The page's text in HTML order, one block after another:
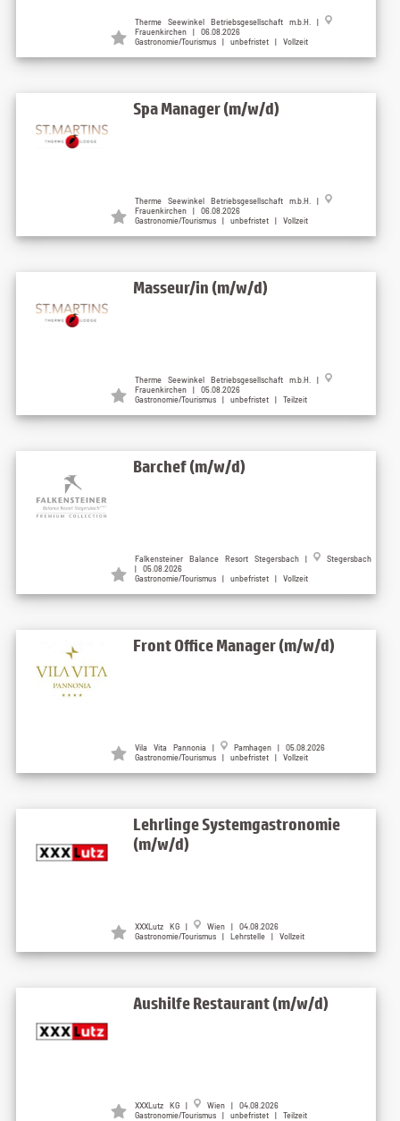
Therme Seewinkel Betriebsgesellschaft m.b.H. |
Frauenkirchen | 06.08.2026
Gastronomie/Tourismus | unbefristet | Vollzeit
Spa Manager (m/w/d)
Therme Seewinkel Betriebsgesellschaft m.b.H. |
Frauenkirchen | 06.08.2026
Gastronomie/Tourismus | unbefristet | Vollzeit
Masseur/in (m/w/d)
Therme Seewinkel Betriebsgesellschaft m.b.H. |
Frauenkirchen | 05.08.2026
Gastronomie/Tourismus | unbefristet | Teilzeit
Barchef (m/w/d)
Falkensteiner Balance Resort Stegersbach |
Stegersbach
| 05.08.2026
Gastronomie/Tourismus | unbefristet | Vollzeit
Front Office Manager (m/w/d)
Vila Vita Pannonia |
Pamhagen | 05.08.2026
Gastronomie/Tourismus | unbefristet | Vollzeit
Lehrlinge Systemgastronomie
(m/w/d)
XXXLutz KG |
Wien | 04.08.2026
Gastronomie/Tourismus | Lehrstelle | Vollzeit
Aushilfe Restaurant (m/w/d)
XXXLutz KG |
Wien | 04.08.2026
Gastronomie/Tourismus | unbefristet | Teilzeit